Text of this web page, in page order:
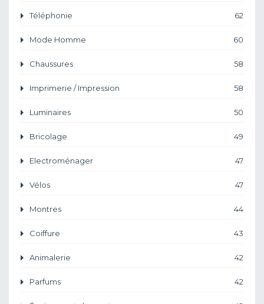
Téléphonie 62
Mode Homme 60
Chaussures 58
Imprimerie / Impression 58
Luminaires 50
Bricolage 49
Electroménager 47
Vélos 47
Montres 44
Coiffure 43
Animalerie 42
Parfums 42